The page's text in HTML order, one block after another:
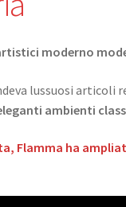
moderno
lussuosi articoli
ambienti
Flamma ha